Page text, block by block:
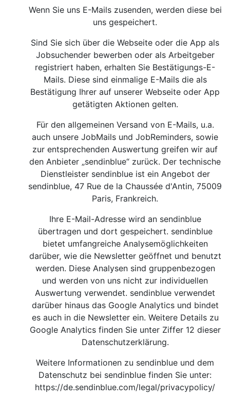
Wenn Sie uns E-Mails zusenden, werden diese bei
uns gespeichert.
Sind Sie sich über die Webseite oder die App als
Jobsuchender bewerben oder als Arbeitgeber
registriert haben, erhalten Sie Bestätigungs-E-
Mails. Diese sind einmalige E-Mails die als
Bestätigung Ihrer auf unserer Webseite oder App
getätigten Aktionen gelten.
Für den allgemeinen Versand von E-Mails, u.a.
auch unsere JobMails und JobReminders, sowie
zur entsprechenden Auswertung greifen wir auf
den Anbieter „sendinblue“ zurück. Der technische
Dienstleister sendinblue ist ein Angebot der
sendinblue, 47 Rue de la Chaussée d'Antin, 75009
Paris, Frankreich.
Ihre E-Mail-Adresse wird an sendinblue
übertragen und dort gespeichert. sendinblue
bietet umfangreiche Analysemöglichkeiten
darüber, wie die Newsletter geöffnet und benutzt
werden. Diese Analysen sind gruppenbezogen
und werden von uns nicht zur individuellen
Auswertung verwendet. sendinblue verwendet
darüber hinaus das Google Analytics und bindet
es auch in die Newsletter ein. Weitere Details zu
Google Analytics finden Sie unter Ziffer 12 dieser
Datenschutzerklärung.
Weitere Informationen zu sendinblue und dem
Datenschutz bei sendinblue finden Sie unter:
https://de.sendinblue.com/legal/privacypolicy/